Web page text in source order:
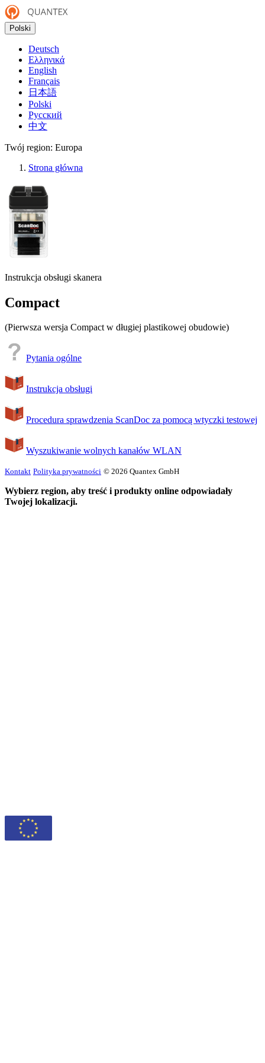
Polski
Deutsch
Ελληνικά
English
Français
日本語
Polski
Русский
中文
Twój region: Europa
Strona główna
Instrukcja obsługi skanera
Compact
(Pierwsza wersja Compact w długiej plastikowej obudowie)
Pytania ogólne
Instrukcja obsługi
Procedura sprawdzenia ScanDoc za pomocą wtyczki testowej
Wyszukiwanie wolnych kanałów WLAN
Kontakt Polityka prywatności © 2026 Quantex GmbH
Wybierz region, aby treść i produkty online odpowiadały
Twojej lokalizacji.